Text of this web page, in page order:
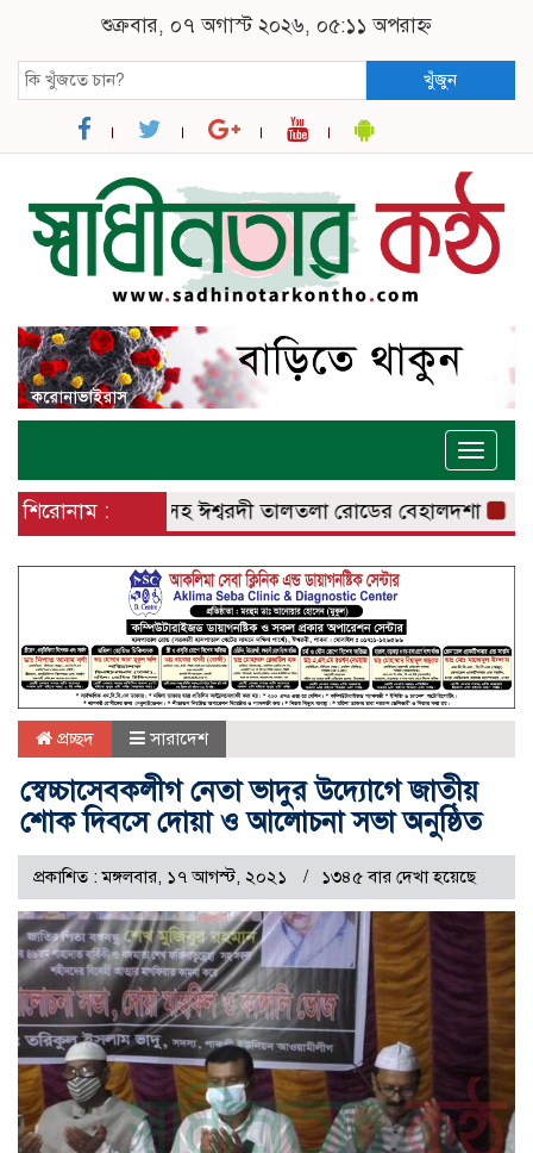
শুক্রবার, ০৭ অগাস্ট ২০২৬, ০৫:১১ অপরাহ্ন
খুঁজুন
Toggle
শিরোনাম :রোডসহ ঈশ্বরদী তালতলা রোডের বেহালদশা
প্রচ্ছদ সারাদেশ
স্বেচ্চাসেবকলীগ নেতা ভাদুর উদ্যোগে জাতীয়
শোক দিবসে দোয়া ও আলোচনা সভা অনুষ্ঠিত
প্রকাশিত : মঙ্গলবার, ১৭ আগস্ট, ২০২১ ১৩৪৫ বার দেখা হয়েছে